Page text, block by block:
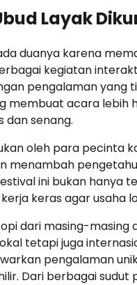
Layak
duanya karena
kegiatan
pengalaman yang
membuat acara lebih
dan senang.
oleh para pecinta
menambah
ini bukan
keras agar usaha
dari masing-
tetapi juga
pengalaman
Dari berbagai